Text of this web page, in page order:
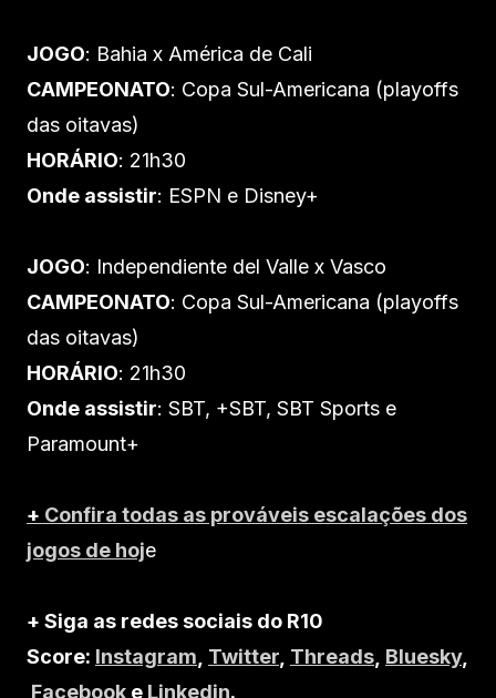
JOGO: Bahia x América de Cali
CAMPEONATO: Copa Sul-Americana (playoffs
das oitavas)
HORÁRIO: 21h30
Onde assistir: ESPN e Disney+
JOGO: Independiente del Valle x Vasco
CAMPEONATO: Copa Sul-Americana (playoffs
das oitavas)
HORÁRIO: 21h30
Onde assistir: SBT, +SBT, SBT Sports e
Paramount+
+ Confira todas as prováveis escalações dos
jogos de hoje
+ Siga as redes sociais do R10
Score: Instagram Twitter Threads Bluesky,
Facebook e Linkedin.